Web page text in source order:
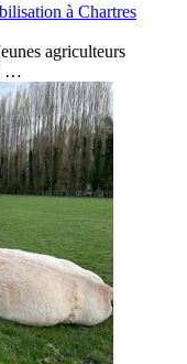
à Chartres
agriculteurs
…